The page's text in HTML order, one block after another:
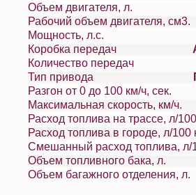
Объем двигателя, л.
Рабочий объем двигателя, см3.
Мощность, л.с.
Коробка передач
Количество передач
Тип привода
Разгон от 0 до 100 км/ч, сек.
Максимальная скорость, км/ч.
Расход топлива на трассе, л/
Расход топлива в городе, л/100
Смешанный расход топлива, л/
Объем топливного бака, л.
Объем багажного отделения, л.